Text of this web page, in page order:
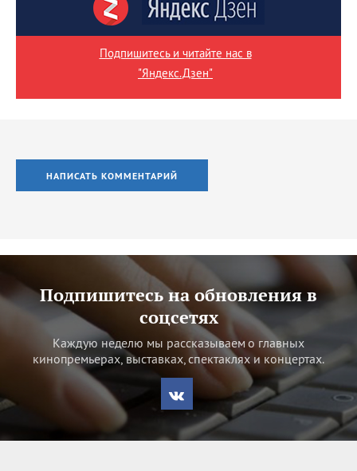
Подпишитесь и читайте нас в
"Яндекс.Дзен"
НАПИСАТЬ КОММЕНТАРИЙ
Подпишитесь на обновления в
соцсетях
Каждую неделю мы рассказываем о главных
кинопремьерах, выставках, спектаклях и концертах.